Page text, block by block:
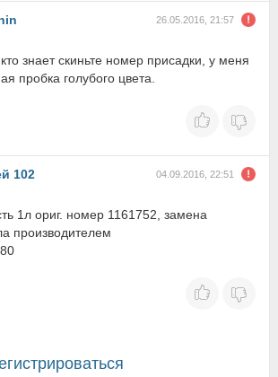
26.05.2016, 21:57
знает скиньте номер присадки, у меня
пробка голубого цвета.
102 04.09.2016, 22:51
1л ориг. номер 1161752, замена
производителем